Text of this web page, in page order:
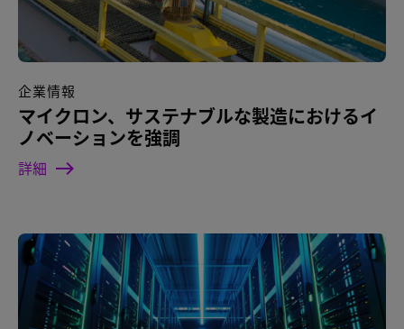
企業情報
マイクロン、サステナブルな製造におけるイ
ノベーションを強調
詳細